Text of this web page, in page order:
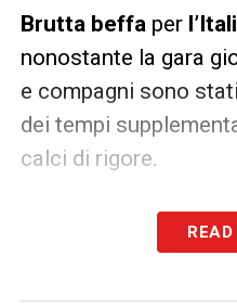
Brutta beffa per
nonostante la gara
e compagni sono
dei tempi
calci di rigore.
vicini all’impresa, per
READ